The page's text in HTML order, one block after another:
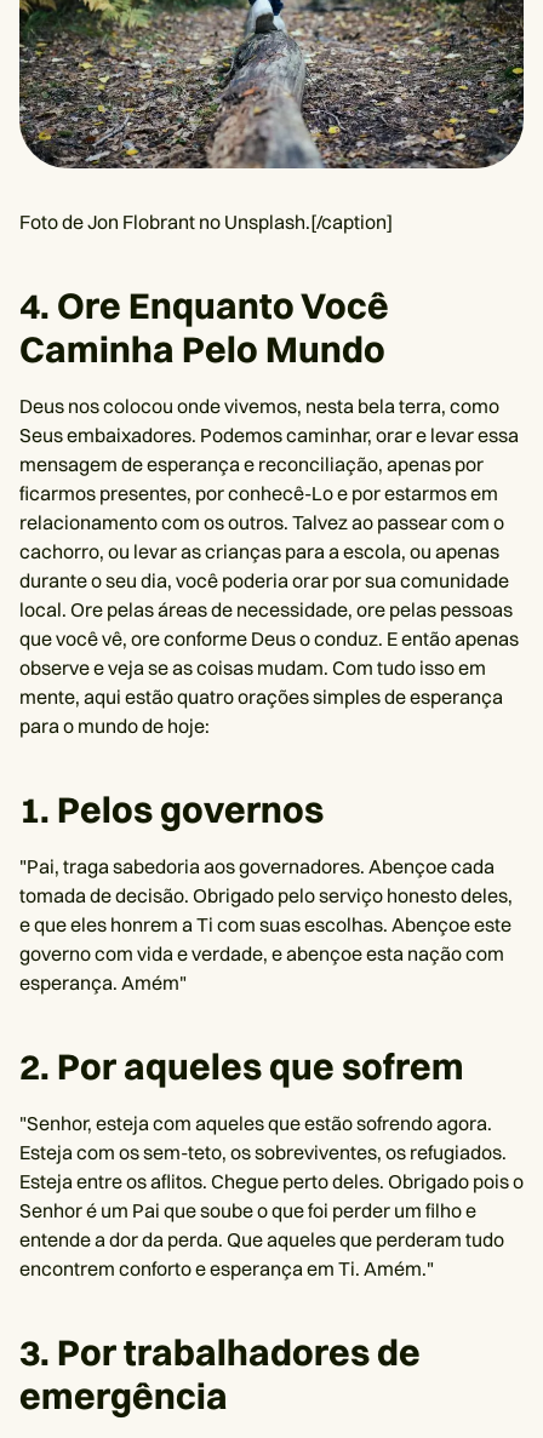
Foto de Jon Flobrant no Unsplash.[/caption]
4. Ore Enquanto Você
Caminha Pelo Mundo
Deus nos colocou onde vivemos, nesta bela terra, como
Seus embaixadores. Podemos caminhar, orar e levar essa
mensagem de esperança e reconciliação, apenas por
ficarmos presentes, por conhecê-Lo e por estarmos em
relacionamento com os outros. Talvez ao passear com o
cachorro, ou levar as crianças para a escola, ou apenas
durante o seu dia, você poderia orar por sua comunidade
local. Ore pelas áreas de necessidade, ore pelas pessoas
que você vê, ore conforme Deus o conduz. E então apenas
observe e veja se as coisas mudam. Com tudo isso em
mente, aqui estão quatro orações simples de esperança
para o mundo de hoje:
1. Pelos governos
"Pai, traga sabedoria aos governadores. Abençoe cada
tomada de decisão. Obrigado pelo serviço honesto deles,
e que eles honrem a Ti com suas escolhas. Abençoe este
governo com vida e verdade, e abençoe esta nação com
esperança. Amém"
2. Por aqueles que sofrem
"Senhor, esteja com aqueles que estão sofrendo agora.
Esteja com os sem-teto, os sobreviventes, os refugiados.
Esteja entre os aflitos. Chegue perto deles. Obrigado pois o
Senhor é um Pai que soube o que foi perder um filho e
entende a dor da perda. Que aqueles que perderam tudo
encontrem conforto e esperança em Ti. Amém."
3. Por trabalhadores de
emergência